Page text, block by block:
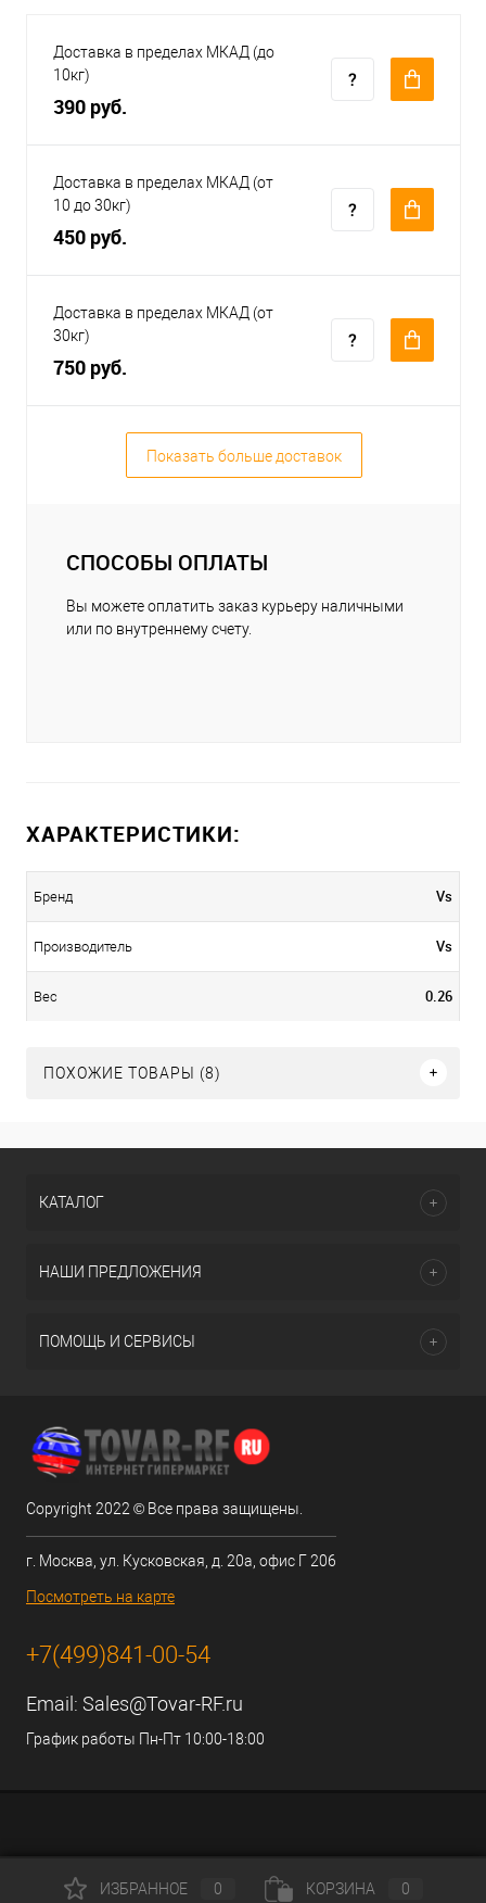
Доставка в пределах МКАД (до
10кг)
390 руб.
Доставка в пределах МКАД (от
10 до 30кг)
450 руб.
Доставка в пределах МКАД (от
30кг)
750 руб.
Показать больше доставок
СПОСОБЫ ОПЛАТЫ
Вы можете оплатить заказ курьеру наличными
или по внутреннему счету.
ХАРАКТЕРИСТИКИ:
Бренд Vs
Производитель Vs
Вес 0.26
ПОХОЖИЕ ТОВАРЫ (8)
КАТАЛОГ
НАШИ ПРЕДЛОЖЕНИЯ
ПОМОЩЬ И СЕРВИСЫ
Copyright 2022 © Все права защищены.
г. Москва, ул. Кусковская, д. 20а, офис Г 206
Посмотреть на карте
+7(499)841-00-54
Email: Sales@Tovar-RF.ru
График работы Пн-Пт 10:00-18:00
ИЗБРАННОЕ 0 КОРЗИНА 0